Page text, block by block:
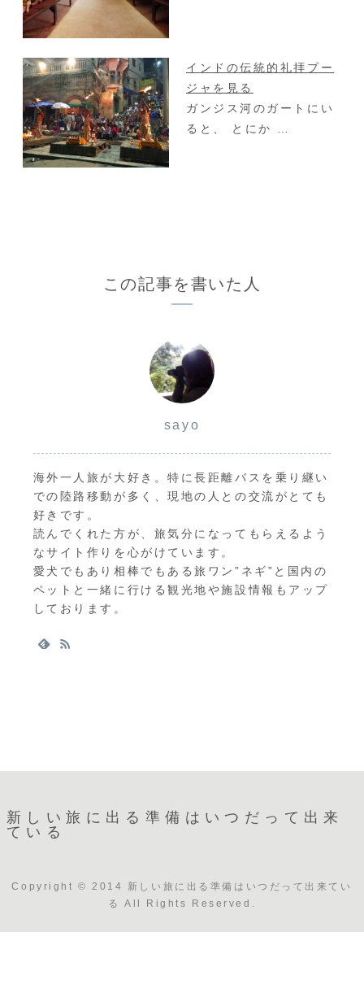
インドの伝統的礼拝プー
ジャを見る
ガンジス河のガートにい
ると、 とにか …
この記事を書いた人
sayo
海外一人旅が大好き。特に長距離バスを乗り継い
での陸路移動が多く、現地の人との交流がとても
好きです。
読んでくれた方が、旅気分になってもらえるよう
なサイト作りを心がけています。
愛犬でもあり相棒でもある旅ワン”ネギ”と国内の
ペットと一緒に行ける観光地や施設情報もアップ
しております。
新しい旅に出る準備はいつだって出来
ている
Copyright © 2014 新しい旅に出る準備はいつだって出来てい
る All Rights Reserved.